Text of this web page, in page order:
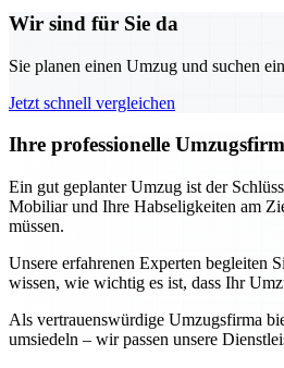
Wir sind für Sie da
Sie planen einen Umzug und suchen
Jetzt schnell vergleichen
Ihre professionelle
Ein gut geplanter Umzug ist der
Mobiliar und Ihre Habseligkeiten am
müssen.
Unsere erfahrenen Experten begleiten
wissen, wie wichtig es ist, dass Ihr
Als vertrauenswürdige Umzugsfirma
umsiedeln – wir passen unsere